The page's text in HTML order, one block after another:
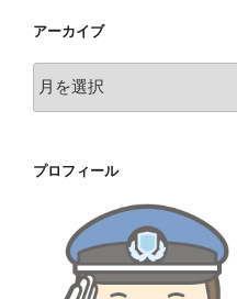
アーカイブ
ー
ブ
プロフィール